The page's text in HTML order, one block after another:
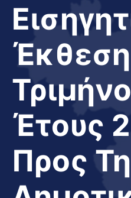
Διαφάνεια
Νησί
Μας
Έργα
Έκθεση
Έτους
Προς